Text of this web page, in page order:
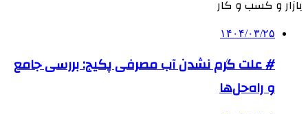
بازار و کسب و کار
۱۴۰۴/۰۳/۲۵
# علت گرم نشدن آب مصرفی پکیج: بررسی جامع
و راه‌حل‌ها